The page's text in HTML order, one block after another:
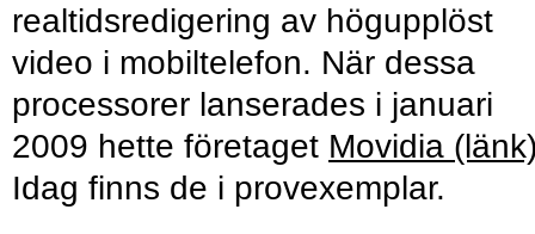
realtidsredigering av högupplöst
video i mobiltelefon. När dessa
processorer lanserades i januari
2009 hette företaget Movidia
Idag finns de i provexemplar.